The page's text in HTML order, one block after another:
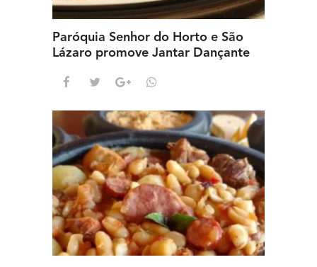
Paróquia Senhor do Horto e São
Lázaro promove Jantar Dançante